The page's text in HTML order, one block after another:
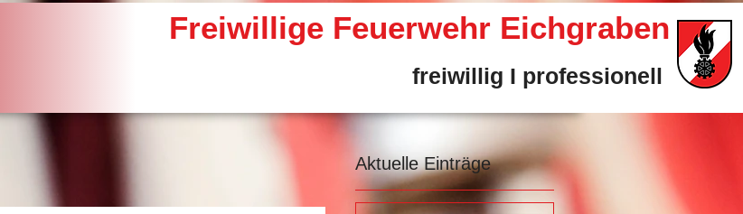
Freiwillige Feuerwehr Eichgraben
freiwillig I professionell
Aktuelle Einträge